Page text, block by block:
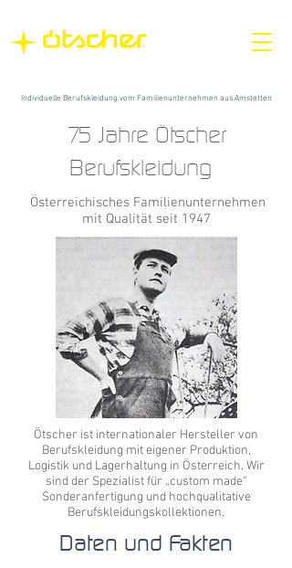
Individuelle Berufskleidung vom Familienunternehmen aus Amstetten
75 Jahre Ötscher
Berufskleidung
Österreichisches Familienunternehmen
mit Qualität seit 1947
Ötscher ist internationaler Hersteller von
Berufskleidung mit eigener Produktion,
Logistik und Lagerhaltung in Österreich. Wir
sind der Spezialist für „custom made“
Sonderanfertigung und hochqualitative
Berufskleidungskollektionen.
Daten und Fakten